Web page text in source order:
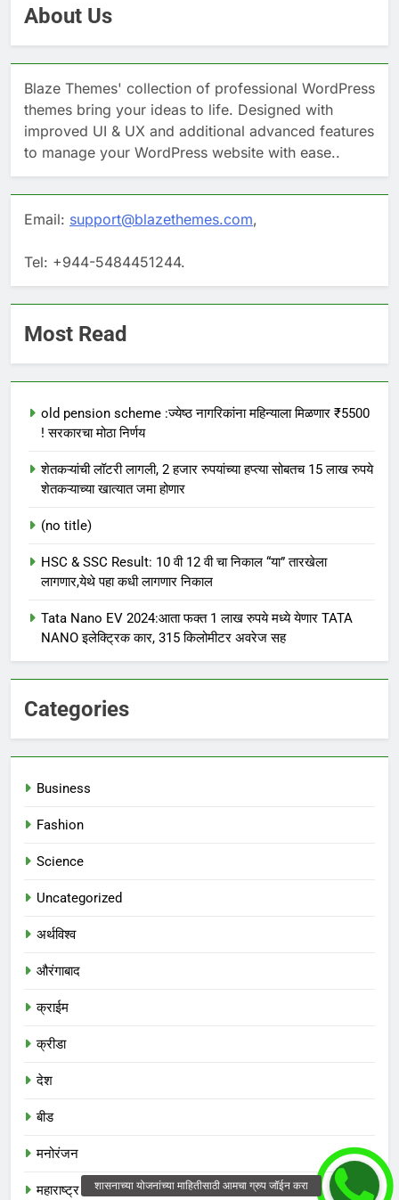
About Us
Blaze Themes' collection of professional WordPress
themes bring your ideas to life. Designed with
improved UI & UX and additional advanced features
to manage your WordPress website with ease..
Email: support@blazethemes.com,
Tel: +944-5484451244.
Most Read
old pension scheme :ज्येष्ठ नागरिकांना महिन्याला मिळणार ₹5500
! सरकारचा मोठा निर्णय
शेतकऱ्यांची लॉटरी लागली, 2 हजार रुपयांच्या हप्त्या सोबतच 15 लाख रुपये
शेतकऱ्याच्या खात्यात जमा होणार
(no title)
HSC & SSC Result: 10 वी 12 वी चा निकाल “या” तारखेला
लागणार,येथे पहा कधी लागणार निकाल
Tata Nano EV 2024:आता फक्त 1 लाख रुपये मध्ये येणार TATA
NANO इलेक्ट्रिक कार, 315 किलोमीटर अवरेज सह
Categories
Business
Fashion
Science
Uncategorized
अर्थविश्व
औरंगाबाद
क्राईम
क्रीडा
देश
बीड
मनोरंजन
महाराष्ट्र